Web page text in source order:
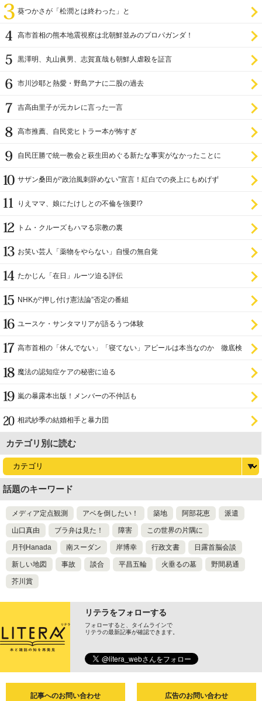
葵つかさが「松潤とは終わった」と
高市首相の熊本地震視察は北朝鮮並みのプロパガンダ！
黒澤明、丸山眞男、志賀直哉も朝鮮人虐殺を証言
市川沙耶と熱愛・野島アナに二股の過去
吉高由里子が元カレに言った一言
高市推薦、自民党ヒトラー本が怖すぎ
自民圧勝で統一教会と萩生田めぐる新たな事実がなかったことに
サザン桑田が“政治風刺辞めない”宣言！紅白での炎上にもめげず
りえママ、娘にたけしとの不倫を強要!?
トム・クルーズもハマる宗教の裏
お笑い芸人「薬物をやらない」自慢の無自覚
たかじん「在日」ルーツ迫る評伝
NHKが“押し付け憲法論”否定の番組
ユースケ・サンタマリアが語るうつ体験
高市首相の「休んでない」「寝てない」アピールは本当なのか 徹底検
魔法の認知症ケアの秘密に迫る
嵐の暴露本出版！メンバーの不仲話も
相武紗季の結婚相手と暴力団
カテゴリ別に読む
話題のキーワード
メディア定点観測 アベを倒したい！ 築地 阿部花恵 派遣
山口真由 ブラ弁は見た！ 障害 この世界の片隅に
月刊Hanada 南スーダン 岸博幸 行政文書 日露首脳会談
新しい地図 事故 談合 平昌五輪 火垂るの墓 野間易通
芥川賞
リテラをフォローする
フォローすると、タイムラインで
リテラの最新記事が確認できます。
記事へのお問い合わせ 広告のお問い合わせ